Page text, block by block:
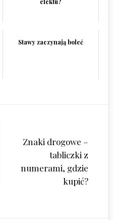
efektu?
Stawy zaczynają boleć
Znaki drogowe –
tabliczki z
numerami, gdzie
kupić?